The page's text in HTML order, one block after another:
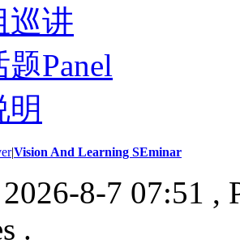
巡讲
Panel
|Vision And Learning SEminar
8-7 07:51 ,
.